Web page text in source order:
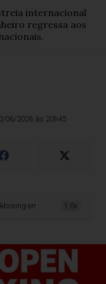
internacional
regressa aos
06/2026 às 20h45
em destaque na estreia
1.0x